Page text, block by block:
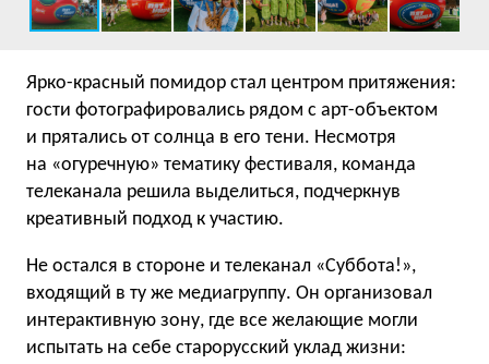
Ярко-красный помидор стал центром притяжения:
гости фотографировались рядом с арт-объектом
и прятались от солнца в его тени. Несмотря
на «огуречную» тематику фестиваля, команда
телеканала решила выделиться, подчеркнув
креативный подход к участию.
Не остался в стороне и телеканал «Суббота!»,
входящий в ту же медиагруппу. Он организовал
интерактивную зону, где все желающие могли
испытать на себе старорусский уклад жизни: